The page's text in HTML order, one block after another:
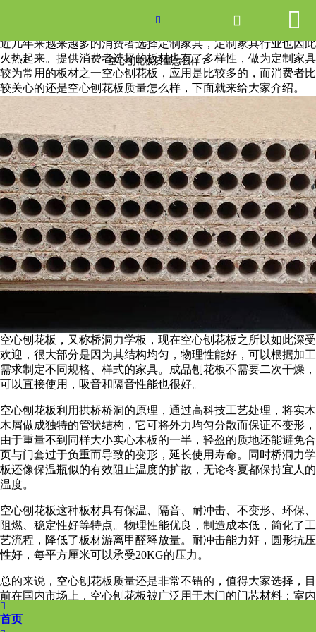
网站首页
产品中心
新闻中心
关于爱游戏ayx体育
走进爱游戏ayx体育
联系我们

空心刨花板质量怎么样？
 
空心刨花板质量怎么样？
近几年来越来越多的消费者选择定制家具，定制家具行业也因此
火热起来。提供消费者选择的板材也有了多样性，做为定制家具
较为常用的板材之一空心刨花板，应用是比较多的，而消费者比
较关心的还是空心刨花板质量怎么样，下面就来给大家介绍。
空心刨花板，又称桥洞力学板，现在空心刨花板之所以如此深受
欢迎，很大部分是因为其结构均匀，物理性能好，可以根据加工
需求制定不同规格、样式的家具。成品刨花板不需要二次干燥，
可以直接使用，吸音和隔音性能也很好。
空心刨花板利用拱桥桥洞的原理，通过高科技工艺处理，将实木
木屑做成独特的管状结构，它可将外力均匀分散而保证不变形，
由于重量不到同样大小实心木板的一半，轻盈的质地还能避免合
页与门套过于负重而导致的变形，延长使用寿命。同时桥洞力学
板还像保温瓶似的有效阻止温度的扩散，无论冬夏都保持宜人的
温度。
空心刨花板这种板材具有保温、隔音、耐冲击、不变形、环保、
阻燃、稳定性好等特点。物理性能优良，制造成本低，简化了工
艺流程，降低了板材游离甲醛释放量。耐冲击能力好，圆形抗压
性好，每平方厘米可以承受20KG的压力。
总的来说，空心刨花板质量还是非常不错的，值得大家选择，目
前在国内市场上，空心刨花板被广泛用于木门的门芯材料；室内
装修墙体隔断材料；家具挡板、桌面板芯材料等。
上一篇：

首页